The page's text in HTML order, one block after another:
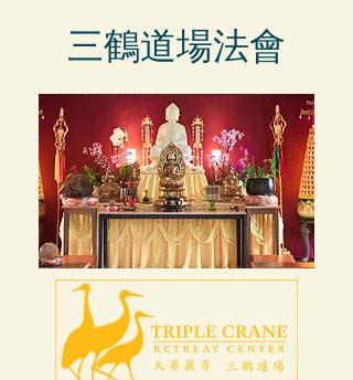
三鶴道場法會